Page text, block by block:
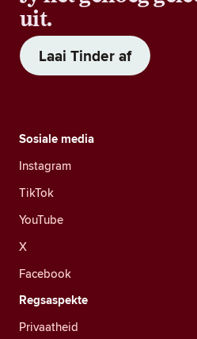
uit.
Laai Tinder af
Sosiale media
Instagram
TikTok
YouTube
X
Facebook
Regsaspekte
Privaatheid